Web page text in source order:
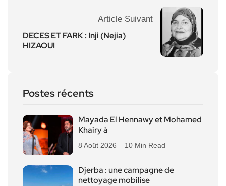
Article Suivant
DECES ET FARK : Inji (Nejia)
HIZAOUI
Postes récents
Mayada El Hennawy et Mohamed
Khairy à
8 Août 2026 10 Min Read
Djerba : une campagne de
nettoyage mobilise